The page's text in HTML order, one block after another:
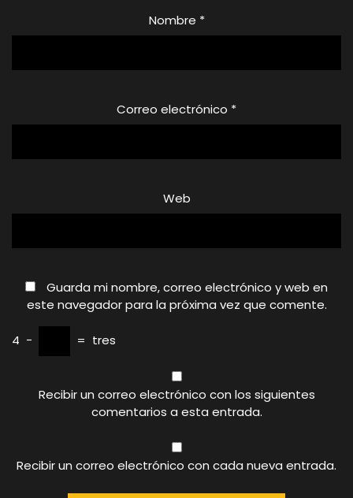
Nombre *
Correo electrónico *
Web
Guarda mi nombre, correo electrónico y web en
este navegador para la próxima vez que comente.
4 − = tres
Recibir un correo electrónico con los siguientes
comentarios a esta entrada.
Recibir un correo electrónico con cada nueva entrada.